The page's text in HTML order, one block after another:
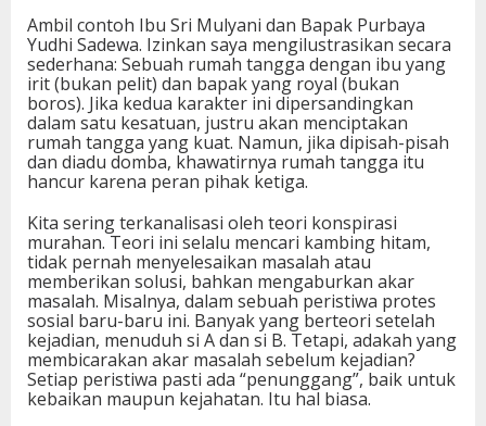
Ambil contoh Ibu Sri Mulyani dan Bapak Purbaya
Yudhi Sadewa. Izinkan saya mengilustrasikan secara
sederhana: Sebuah rumah tangga dengan ibu yang
irit (bukan pelit) dan bapak yang royal (bukan
boros). Jika kedua karakter ini dipersandingkan
dalam satu kesatuan, justru akan menciptakan
rumah tangga yang kuat. Namun, jika dipisah-pisah
dan diadu domba, khawatirnya rumah tangga itu
hancur karena peran pihak ketiga.
Kita sering terkanalisasi oleh teori konspirasi
murahan. Teori ini selalu mencari kambing hitam,
tidak pernah menyelesaikan masalah atau
memberikan solusi, bahkan mengaburkan akar
masalah. Misalnya, dalam sebuah peristiwa protes
sosial baru-baru ini. Banyak yang berteori setelah
kejadian, menuduh si A dan si B. Tetapi, adakah yang
membicarakan akar masalah sebelum kejadian?
Setiap peristiwa pasti ada “penunggang”, baik untuk
kebaikan maupun kejahatan. Itu hal biasa.